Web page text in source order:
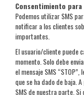
Consentimiento
Podemos utilizar SMS
notificar a los clientes
importantes.
El usuario/cliente puede
momento. Solo debe
el mensaje SMS
que se ha dado de baja.
SMS de nuestra parte.